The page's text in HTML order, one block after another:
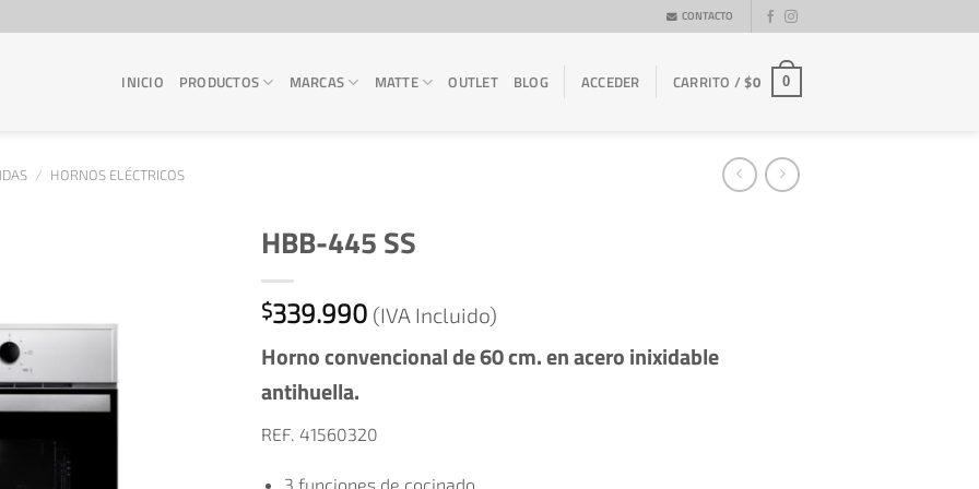
CONTACTO
INICIO PRODUCTOS MARCAS MATTE OUTLET BLOG ACCEDER CARRITO /$0 0
/ HORNOS ELÉCTRICOS
HBB-445 SS
$339.990 (IVA Incluido)
Horno convencional de 60 cm. en acero inixidable
antihuella.
REF. 41560320
3 funciones de cocinado